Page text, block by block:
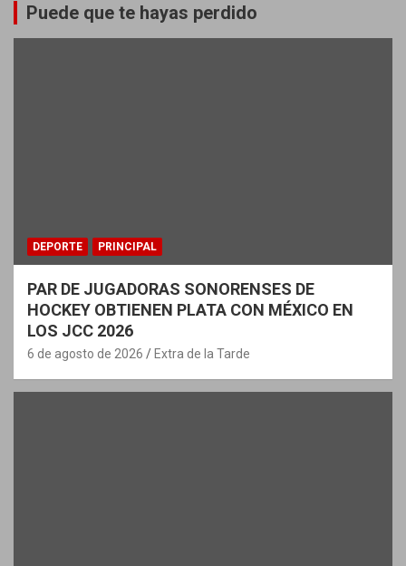
Puede que te hayas perdido
DEPORTE PRINCIPAL
PAR DE JUGADORAS SONORENSES DE
HOCKEY OBTIENEN PLATA CON MÉXICO EN
LOS JCC 2026
6 de agosto de 2026 Extra de la Tarde